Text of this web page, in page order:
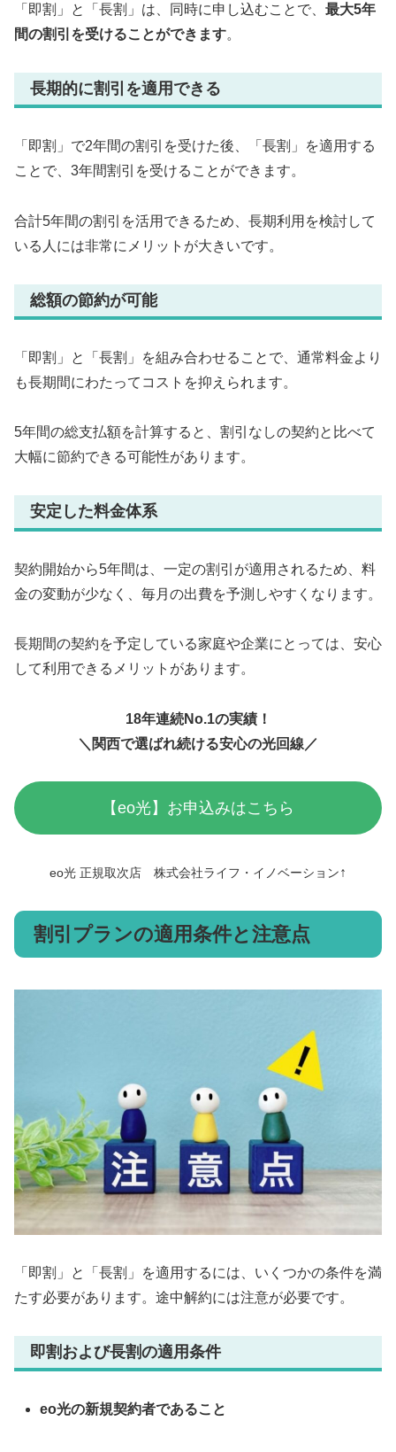
「即割」と「長割」は、同時に申し込むことで、 最大5年
間の割引を受けることができます。
長期的に割引を適用できる
「即割」で2年間の割引を受けた後、「長割」を適用する
ことで、3年間割引を受けることができます。
合計5年間の割引を活用できるため、長期利用を検討して
いる人には非常にメリットが大きいです。
総額の節約が可能
「即割」と「長割」を組み合わせることで、通常料金より
も長期間にわたってコストを抑えられます。
5年間の総支払額を計算すると、割引なしの契約と比べて
大幅に節約できる可能性があります。
安定した料金体系
契約開始から5年間は、一定の割引が適用されるため、料
金の変動が少なく、毎月の出費を予測しやすくなります。
長期間の契約を予定している家庭や企業にとっては、安心
して利用できるメリットがあります。
18年連続No.1の実績！
＼関西で選ばれ続ける安心の光回線／
【eo光】お申込みはこちら
eo光 正規取次店 株式会社ライフ・イノベーション↑
割引プランの適用条件と注意点
「即割」と「長割」を適用するには、いくつかの条件を満
たす必要があります。途中解約には注意が必要です。
即割および長割の適用条件
eo光の新規契約者であること